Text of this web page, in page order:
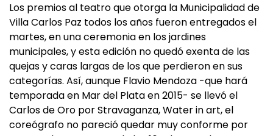
Los premios al teatro que otorga la Municipalidad de
Villa Carlos Paz todos los años fueron entregados el
martes, en una ceremonia en los jardines
municipales, y esta edición no quedó exenta de las
quejas y caras largas de los que perdieron en sus
categorías. Así, aunque Flavio Mendoza -que hará
temporada en Mar del Plata en 2015- se llevó el
Carlos de Oro por Stravaganza, Water in art, el
coreógrafo no pareció quedar muy conforme por